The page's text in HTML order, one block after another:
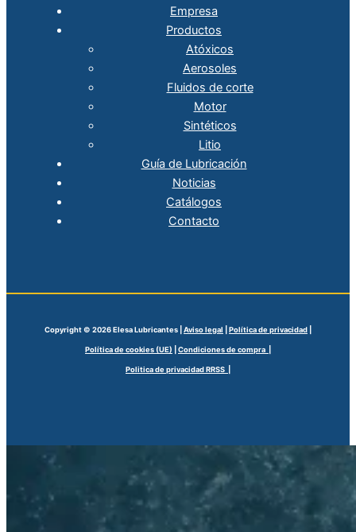
Empresa
Productos
Atóxicos
Aerosoles
Fluidos de corte
Motor
Sintéticos
Litio
Guía de Lubricación
Noticias
Catálogos
Contacto
Copyright © 2026 Elesa Lubricantes | Aviso legal Política de privacidad
Política de cookies (UE) Condiciones de compra |
Politica de privacidad RRSS |